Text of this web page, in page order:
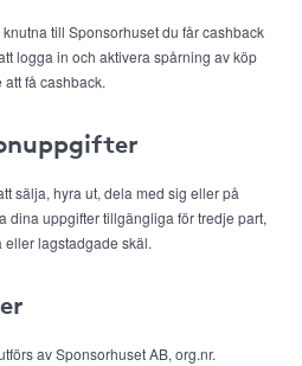
till Sponsorhuset du får cashback
logga in och aktivera spårning av köp
få cashback.
sälja, hyra ut, dela med sig eller på
dina uppgifter tillgängliga för tredje part,
eller lagstadgade skäl.
av Sponsorhuset AB, org.nr.